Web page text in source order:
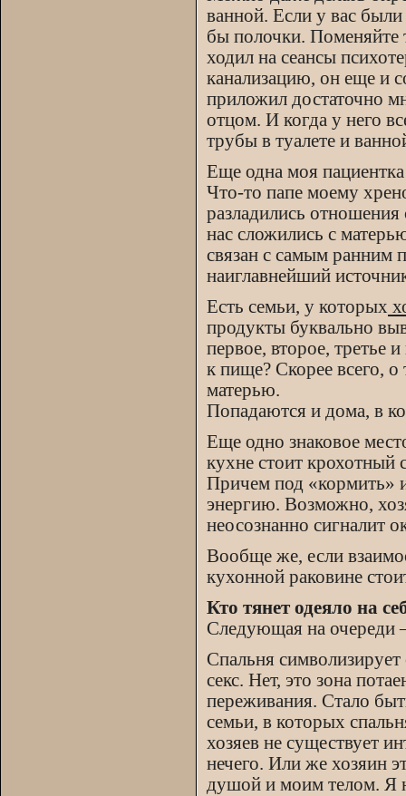
ванной. Если у вас
бы полочки. Поменяйте
ходил на сеансы
канализацию, он еще и
приложил достаточно
отцом. И когда у него
трубы в туалете и
Еще одна моя пациентка
Что-то папе моему
разладились
нас сложились с
связан с самым ранним
наиглавнейший
Есть семьи, у которых
продукты буквально
первое, второе, третье
к пище? Скорее всего, о
матерью.
Попадаются и дома, в
Еще одно знаковое
кухне стоит крохотный
Причем под «кормить»
энергию. Возможно,
неосознанно
Вообще же, если
кухонной раковине
Кто тянет одеяло на
Следующая на
Спальня
секс. Нет, это зона
переживания. Стало
семьи, в которых
хозяев не существует
нечего. Или же хозяин
душой и моим телом. Я